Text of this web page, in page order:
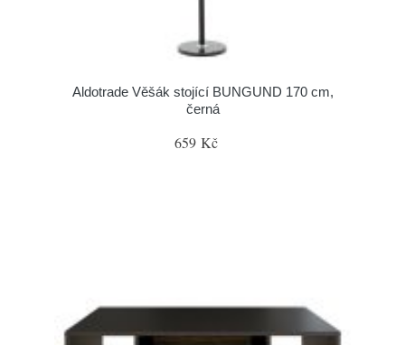
Aldotrade Věšák stojící BUNGUND 170 cm,
černá
659 Kč